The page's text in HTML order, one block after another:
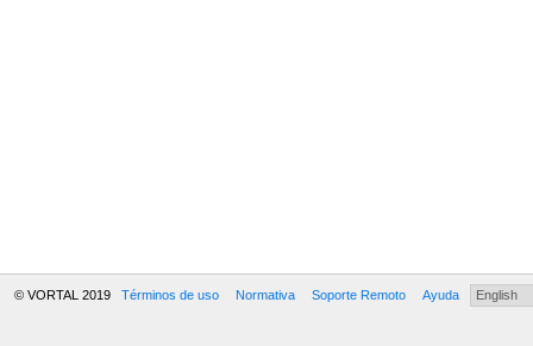
© VORTAL 2019 Términos de uso Normativa Soporte Remoto Ayuda